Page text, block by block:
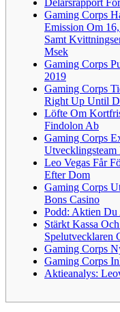
Gaming Corps
Emission Om
Samt
Msek
Gaming Corps
2019
Gaming Corps
Right Up Until
Löfte Om
Findolon Ab
Gaming Corps
Leo Vegas Får
Efter Dom
Gaming Corps
Bons Casino
Podd: Aktien
Stärkt Kassa
Spelutvecklaren
Gaming Corps
Gaming Corps
Aktieanalys: